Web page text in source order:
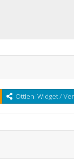
Ottieni Widget /